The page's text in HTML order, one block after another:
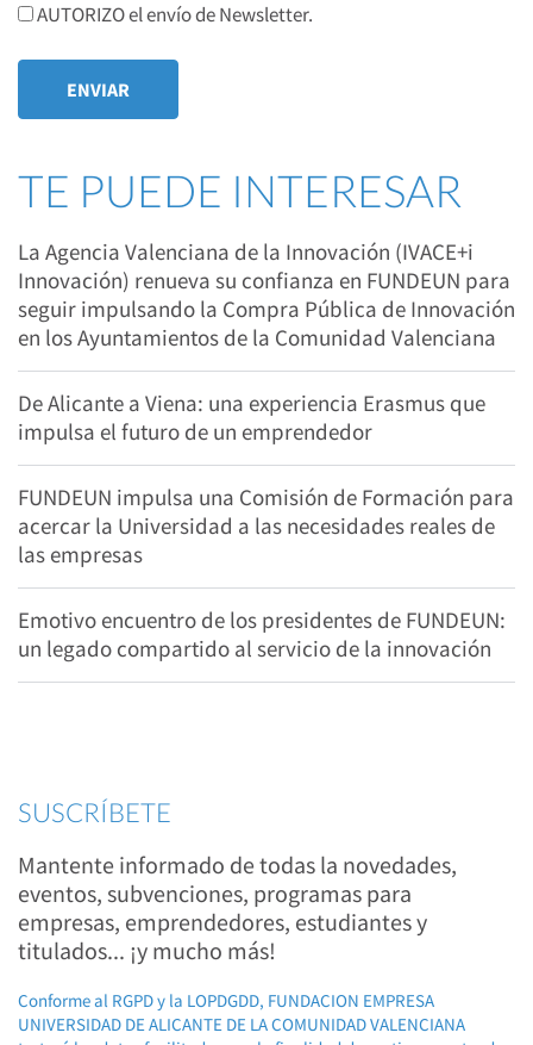
AUTORIZO el envío de Newsletter.
TE PUEDE INTERESAR
La Agencia Valenciana de la Innovación (IVACE+i
Innovación) renueva su confianza en FUNDEUN para
seguir impulsando la Compra Pública de Innovación
en los Ayuntamientos de la Comunidad Valenciana
De Alicante a Viena: una experiencia Erasmus que
impulsa el futuro de un emprendedor
FUNDEUN impulsa una Comisión de Formación para
acercar la Universidad a las necesidades reales de
las empresas
Emotivo encuentro de los presidentes de FUNDEUN:
un legado compartido al servicio de la innovación
SUSCRÍBETE
Mantente informado de todas la novedades,
eventos, subvenciones, programas para
empresas, emprendedores, estudiantes y
titulados... ¡y mucho más!
Conforme al RGPD y la LOPDGDD, FUNDACION EMPRESA
UNIVERSIDAD DE ALICANTE DE LA COMUNIDAD VALENCIANA